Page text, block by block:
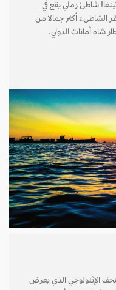
شاطئ رملي يقع في
الشاطىء أكثر جمالا من
شاه أمانات الدولي.
الإثنولوجي الذي يعرض